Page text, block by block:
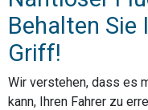
Behalten Sie
Griff!
Wir verstehen, dass es
kann, Ihren Fahrer zu